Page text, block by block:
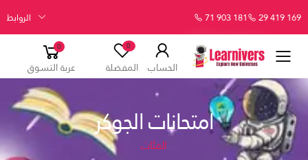
29 419 169
71 903 181 الروابط
الحساب
0
المفضلة
0
عربة التسوق
امتحانات الجوكر
الفئات